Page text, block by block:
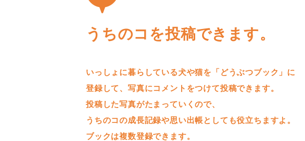
うちのコを投稿できます。
いっしょに暮らしている犬や猫を「どうぶつブック」に
登録して、写真にコメントをつけて投稿できます。
投稿した写真がたまっていくので、
うちのコの成長記録や思い出帳としても役立ちますよ。
ブックは複数登録できます。